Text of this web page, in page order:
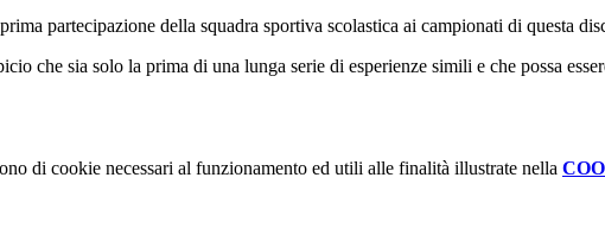
partecipazione della squadra sportiva scolastica ai campionati di questa
che sia solo la prima di una lunga serie di esperienze simili e che possa
di cookie necessari al funzionamento ed utili alle finalità illustrate nella